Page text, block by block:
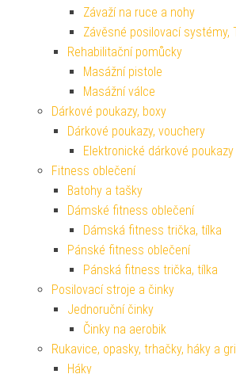
Závaží na ruce a nohy
Závěsné posilovací systémy,
Rehabilitační pomůcky
Masážní pistole
Masážní válce
Dárkové poukazy, boxy
Dárkové poukazy, vouchery
Elektronické dárkové poukazy
Fitness oblečení
Batohy a tašky
Dámské fitness oblečení
Dámská fitness trička, tílka
Pánské fitness oblečení
Pánská fitness trička, tílka
Posilovací stroje a činky
Jednoruční činky
Činky na aerobik
Rukavice, opasky, trhačky, háky a
Háky